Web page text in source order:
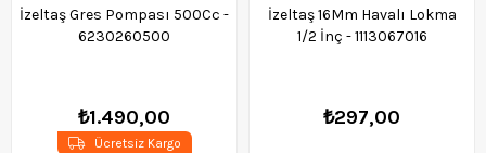
İzeltaş Gres Pompası 500Cc -
6230260500
₺1.490,00
Ücretsiz Kargo
İzeltaş 16Mm Havalı Lokma
1/2 İnç - 1113067016
₺297,00